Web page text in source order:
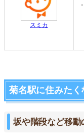
スミカ
菊名駅に住みた
坂や階段など移